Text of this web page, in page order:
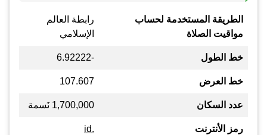
الطريقة المستخدمة لحساب
مواقيت الصلاة
رابطة العالم
الإسلامي
خط الطول -6.92222
خط العرض 107.607
عدد السكان 1,700,000 نَسمة
رمز الأنترنت .id